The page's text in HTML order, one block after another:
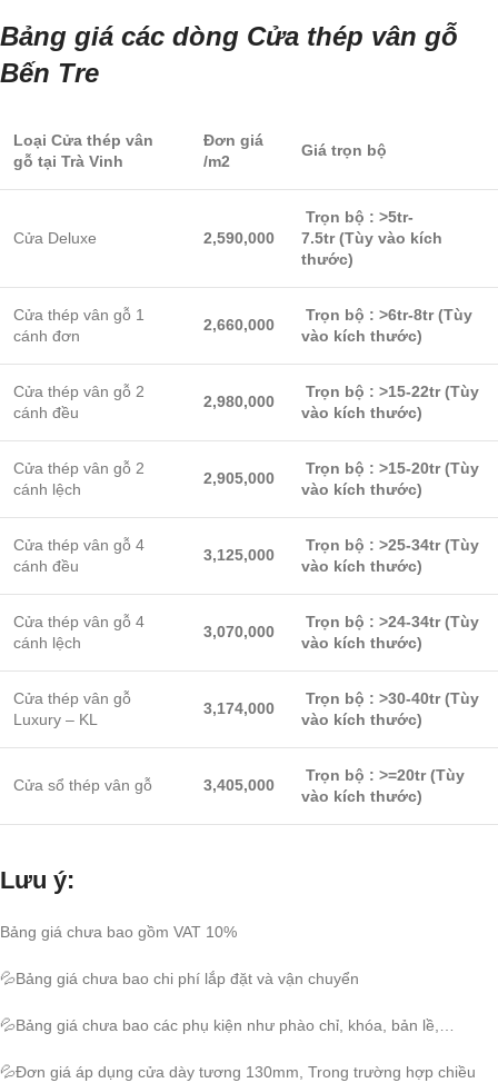
Bảng giá các dòng Cửa thép vân gỗ
Bến Tre
Loại Cửa thép vân
gỗ tại Trà Vinh
Đơn giá
/m2
Giá trọn bộ
Cửa Deluxe 2,590,000
Trọn bộ : >5tr-
7.5tr (Tùy vào kích
thước)
Cửa thép vân gỗ 1
cánh đơn
2,660,000
Trọn bộ : >6tr-8tr (Tùy
vào kích thước)
Cửa thép vân gỗ 2
cánh đều
2,980,000
Trọn bộ : >15-22tr (Tùy
vào kích thước)
Cửa thép vân gỗ 2
cánh lệch
2,905,000
Trọn bộ : >15-20tr (Tùy
vào kích thước)
Cửa thép vân gỗ 4
cánh đều
3,125,000
Trọn bộ : >25-34tr (Tùy
vào kích thước)
Cửa thép vân gỗ 4
cánh lệch
3,070,000
Trọn bộ : >24-34tr (Tùy
vào kích thước)
Cửa thép vân gỗ
Luxury – KL
3,174,000
Trọn bộ : >30-40tr(Tùy
vào kích thước)
Cửa sổ thép vân gỗ 3,405,000
Trọn bộ : >=20tr(Tùy
vào kích thước)
Lưu ý:
Bảng giá chưa bao gồm VAT 10%
💦Bảng giá chưa bao chi phí lắp đặt và vận chuyển
💦Bảng giá chưa bao các phụ kiện như phào chỉ, khóa, bản lề,…
💦Đơn giá áp dụng cửa dày tương 130mm, Trong trường hợp chiều